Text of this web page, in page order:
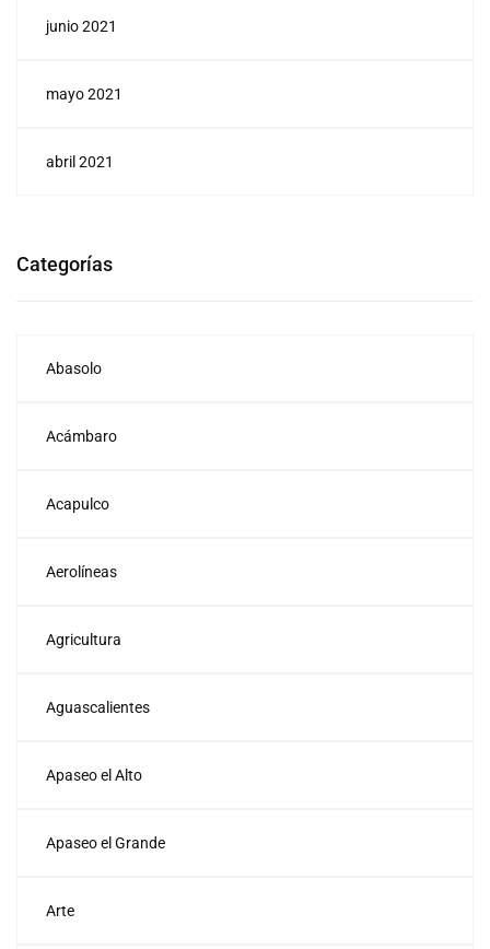
junio 2021
mayo 2021
abril 2021
Categorías
Abasolo
Acámbaro
Acapulco
Aerolíneas
Agricultura
Aguascalientes
Apaseo el Alto
Apaseo el Grande
Arte